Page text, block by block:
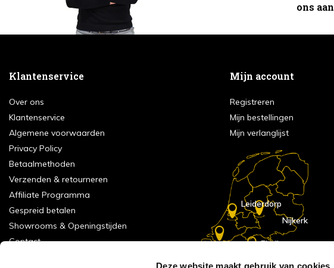
Deze website maakt gebruik van cookies
ons aan
Klantenservice
Over ons
Klantenservice
Algemene voorwaarden
Privacy Policy
Betaalmethoden
Verzenden & retourneren
Affiliate Programma
Gespreid betalen
Showrooms & Openingstijden
Contact
Mijn account
Registreren
Mijn bestellingen
Mijn verlanglijst
Eindhoven
Nijkerk
Leiderdorp